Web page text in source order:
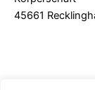
45661